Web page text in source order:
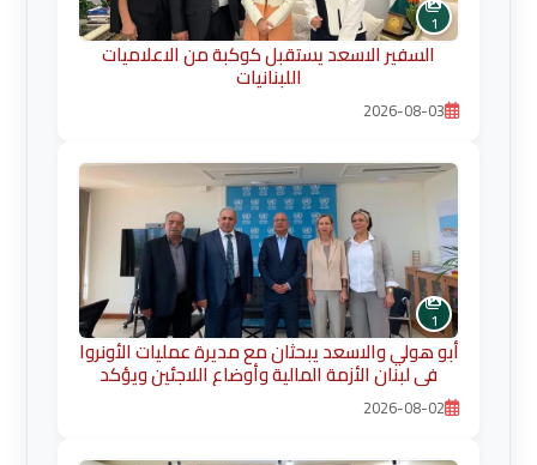
1
السفير الاسعد يستقبل كوكبة من الاعلاميات
اللبنانيات
2026-08-03
1
أبو هولي والاسعد يبحثان مع مديرة عمليات الأونروا
في لبنان الأزمة المالية وأوضاع اللاجئين ويؤكد
ضرورة حماية الخدمات الأساسية2026-08-02